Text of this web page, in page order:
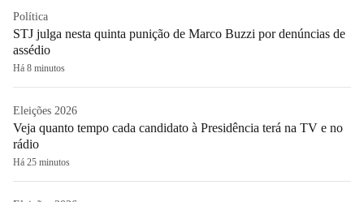
Política
STJ julga nesta quinta punição de Marco Buzzi por denúncias de
assédio
Há 8 minutos
Eleições 2026
Veja quanto tempo cada candidato à Presidência terá na TV e no
rádio
Há 25 minutos